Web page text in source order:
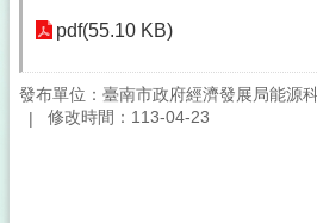
pdf(55.10 KB)
發布單位：臺南市政府經濟發展局能源
修改時間：113-04-23